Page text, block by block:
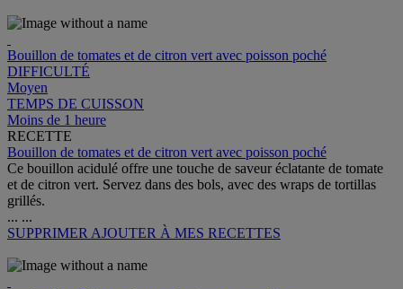
Bouillon de tomates et de citron vert avec poisson poché
DIFFICULTÉ
Moyen
TEMPS DE CUISSON
Moins de 1 heure
RECETTE
Bouillon de tomates et de citron vert avec poisson poché
Ce bouillon acidulé offre une touche de saveur éclatante de tomate
et de citron vert. Servez dans des bols, avec des wraps de tortillas
grillés.
... ...
SUPPRIMER AJOUTER À MES RECETTES